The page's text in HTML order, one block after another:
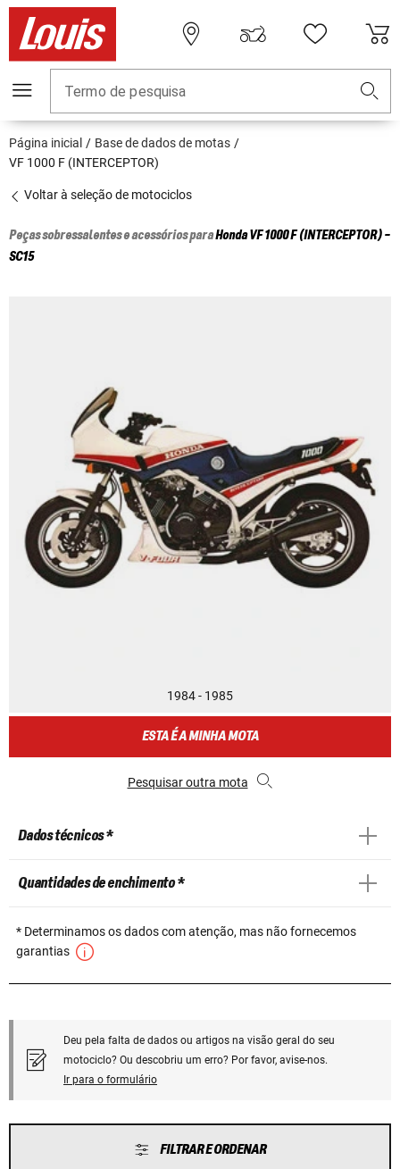
Termo de pesquisa
Página inicial
Base de dados de motas
VF 1000 F (INTERCEPTOR)
Voltar à seleção de motociclos
Peças sobressalentes e acessórios paraHondaVF 1000 F (INTERCEPTOR) -
SC15
1984 - 1985
ESTA É A MINHA MOTA
Pesquisar outra mota
Dados técnicos *
Quantidades de enchimento *
* Determinamos os dados com atenção, mas não fornecemos
garantias
Deu pela falta de dados ou artigos na visão geral do seu
motociclo? Ou descobriu um erro? Por favor, avise-nos.
Ir para o formulário
FILTRAR E ORDENAR